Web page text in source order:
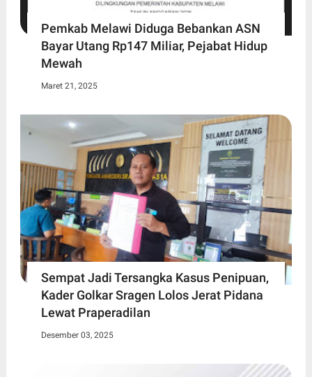
Pemkab Melawi Diduga Bebankan ASN
Bayar Utang Rp147 Miliar, Pejabat Hidup
Mewah
Maret 21, 2025
Sempat Jadi Tersangka Kasus Penipuan,
Kader Golkar Sragen Lolos Jerat Pidana
Lewat Praperadilan
Desember 03, 2025